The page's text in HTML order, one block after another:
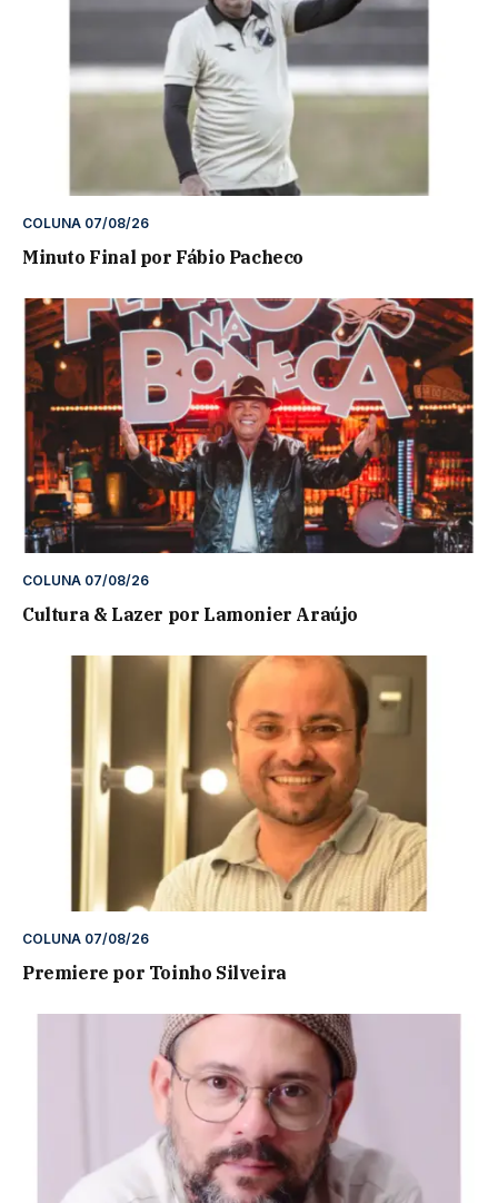
COLUNA 07/08/26
Minuto Final por Fábio Pacheco
COLUNA 07/08/26
Cultura & Lazer por Lamonier Araújo
COLUNA 07/08/26
Premiere por Toinho Silveira